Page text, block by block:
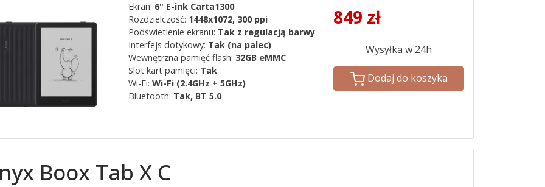
Ekran: 6" E-ink Carta1300
Rozdzielczość: 1448x1072, 300 ppi
Podświetlenie ekranu: Tak z regulacją barwy
Interfejs dotykowy: Tak (na palec)
Wewnętrzna pamięć flash: 32GB eMMC
Slot kart pamięci: Tak
Wi-Fi: Wi-Fi (2.4GHz + 5GHz)
Bluetooth: Tak, BT 5.0
849 zł
Wysyłka w 24h
Dodaj do koszyka
Boox Tab X C